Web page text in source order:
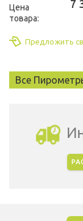
Цена
товара:
7
Предложить
Все